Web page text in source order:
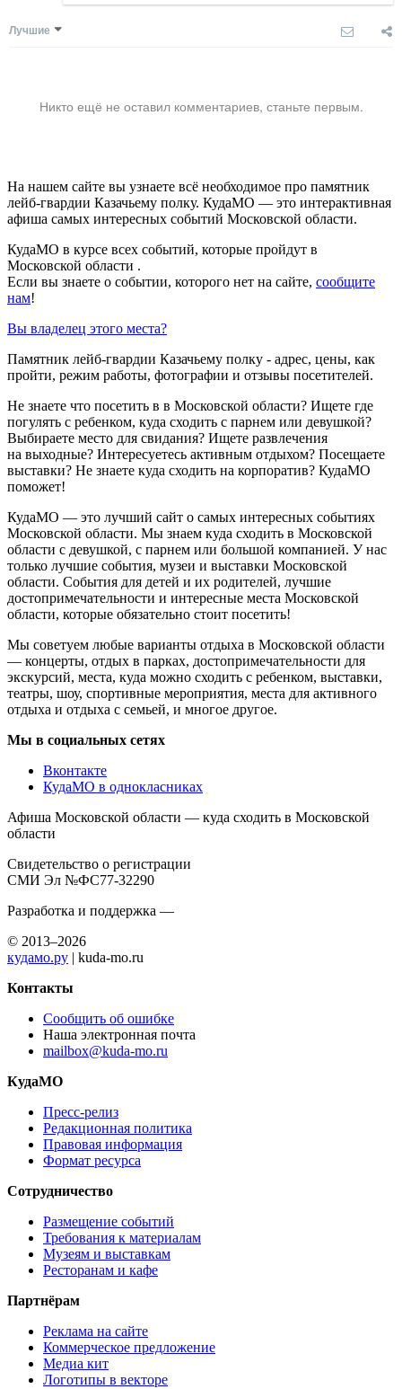
Лучшие
Никто ещё не оставил комментариев, станьте первым.
На нашем сайте вы узнаете всё необходимое про памятник
лейб-гвардии Казачьему полку. КудаМО — это интерактивная
афиша самых интересных событий Московской области.
КудаМО в курсе всех событий, которые пройдут в
Московской области .
Если вы знаете о событии, которого нет на сайте, сообщите
нам!
Вы владелец этого места?
Памятник лейб-гвардии Казачьему полку - адрес, цены, как
пройти, режим работы, фотографии и отзывы посетителей.
Не знаете что посетить в в Московской области? Ищете где
погулять с ребенком, куда сходить с парнем или девушкой?
Выбираете место для свидания? Ищете развлечения
на выходные? Интересуетесь активным отдыхом? Посещаете
выставки? Не знаете куда сходить на корпоратив? КудаМО
поможет!
КудаМО — это лучший сайт о самых интересных событиях
Московской области. Мы знаем куда сходить в Московской
области с девушкой, с парнем или большой компанией. У нас
только лучшие события, музеи и выставки Московской
области. События для детей и их родителей, лучшие
достопримечательности и интересные места Московской
области, которые обязательно стоит посетить!
Мы советуем любые варианты отдыха в Московской области
— концерты, отдых в парках, достопримечательности для
экскурсий, места, куда можно сходить с ребенком, выставки,
театры, шоу, спортивные мероприятия, места для активного
отдыха и отдыха с семьей, и многое другое.
Мы в социальных сетях
Вконтакте
КудаМО в однокласниках
Афиша Московской области — куда сходить в Московской
области
Свидетельство о регистрации
СМИ Эл №ФС77-32290
Разработка и поддержка —
© 2013–2026
кудамо.ру | kuda-mo.ru
Контакты
Сообщить об ошибке
Наша электронная почта
mailbox@kuda-mo.ru
КудаМО
Пресс-релиз
Редакционная политика
Правовая информация
Формат ресурса
Сотрудничество
Размещение событий
Требования к материалам
Музеям и выставкам
Ресторанам и кафе
Партнёрам
Реклама на сайте
Коммерческое предложение
Медиа кит
Логотипы в векторе